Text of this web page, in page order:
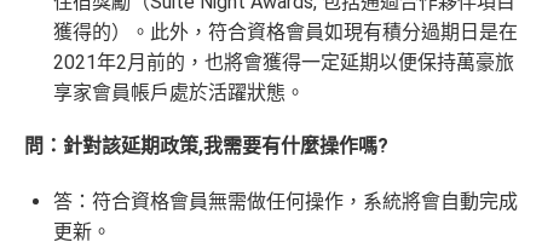
獲得的）。此外，符合資格會員如現有積分過期日是在
2021年2月前的，也將會獲得一定延期以便保持萬豪旅
享家會員帳戶處於活躍狀態。
問：針對該延期政策,我需要有什麼操作嗎?
答：符合資格會員無需做任何操作，系統將會自動完成
更新。